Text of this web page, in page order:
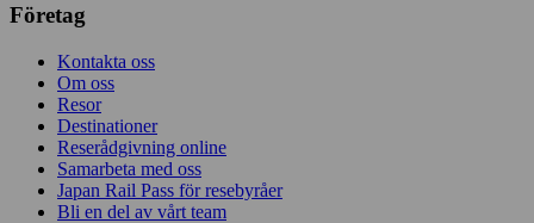
Företag
Kontakta oss
Om oss
Resor
Destinationer
Reserådgivning online
Samarbeta med oss
Japan Rail Pass för resebyråer
Bli en del av vårt team